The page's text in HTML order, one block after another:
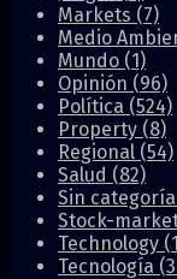
Markets (7)
Medio
Mundo (1)
Opinión (96)
Política (524)
Property (8)
Regional (54)
Salud (82)
Sin categoría
Stock-
Technology
Tecnología